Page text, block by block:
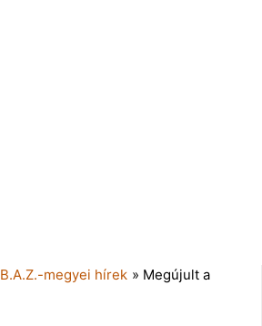
B.A.Z.-megyei hírek » Megújult a